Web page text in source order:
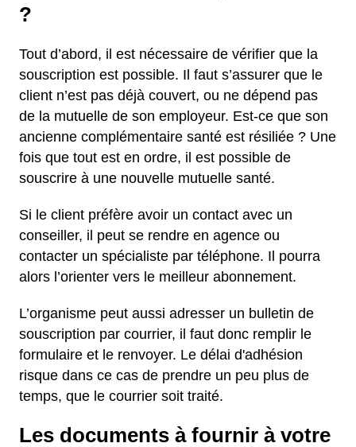
?
Tout d’abord, il est nécessaire de vérifier que la
souscription est possible. Il faut s’assurer que le
client n’est pas déjà couvert, ou ne dépend pas
de la mutuelle de son employeur. Est-ce que son
ancienne complémentaire santé est résiliée ? Une
fois que tout est en ordre, il est possible de
souscrire à une nouvelle mutuelle santé.
Si le client préfère avoir un contact avec un
conseiller, il peut se rendre en agence ou
contacter un spécialiste par téléphone. Il pourra
alors l’orienter vers le meilleur abonnement.
L’organisme peut aussi adresser un bulletin de
souscription par courrier, il faut donc remplir le
formulaire et le renvoyer. Le délai d'adhésion
risque dans ce cas de prendre un peu plus de
temps, que le courrier soit traité.
Les documents à fournir à votre